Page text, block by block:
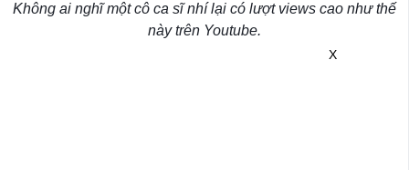
Không ai nghĩ một cô ca sĩ nhí lại có lượt views cao như thế
này trên Youtube.
X